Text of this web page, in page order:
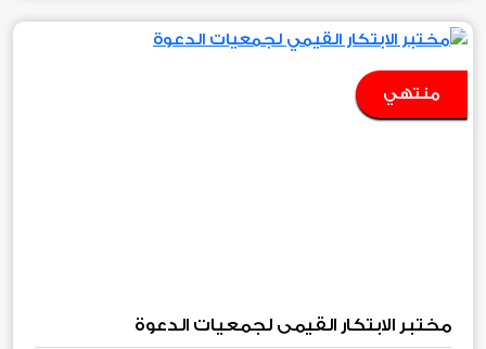
منتهي
مختبر الابتكار القيمي لجمعيات الدعوة